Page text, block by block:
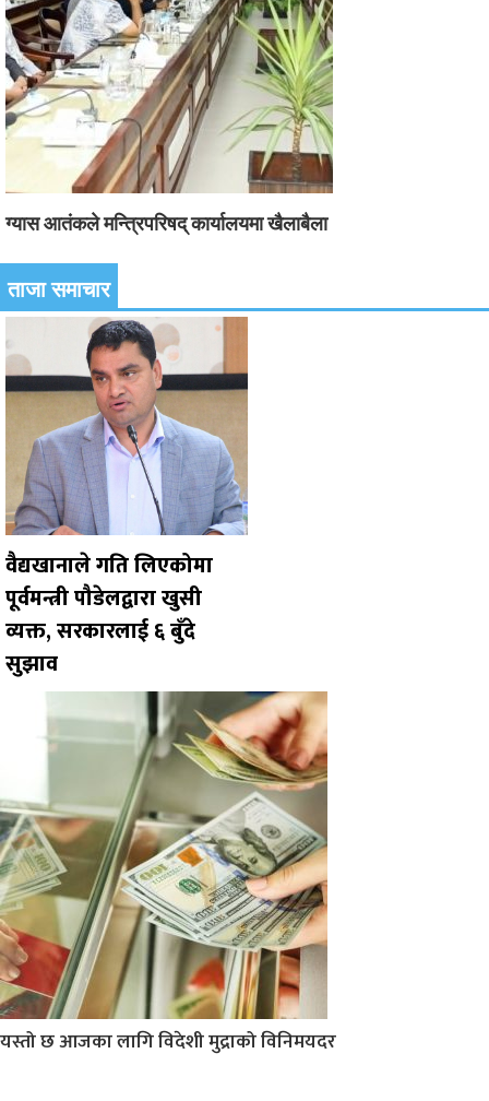
ग्यास आतंकले मन्त्रिपरिषद् कार्यालयमा खैलाबैला
ताजा समाचार
वैद्यखानाले गति लिएकोमा
पूर्वमन्त्री पौडेलद्वारा खुसी
व्यक्त, सरकारलाई ६ बुँदे
सुझाव
यस्तो छ आजका लागि विदेशी मुद्राको विनिमयदर